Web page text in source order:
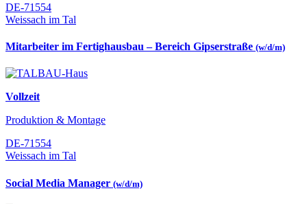
DE-71554
Weissach im Tal
Mitarbeiter im Fertighausbau – Bereich Gipserstraße (w/d/m)
Vollzeit
Produktion & Montage
DE-71554
Weissach im Tal
Social Media Manager (w/d/m)